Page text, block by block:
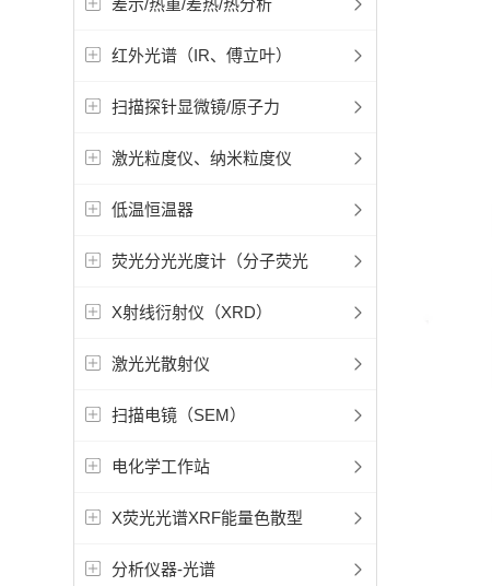
差示/热重/差热/热分析
红外光谱（IR、傅立叶）
扫描探针显微镜/原子力
激光粒度仪、纳米粒度仪
低温恒温器
荧光分光光度计（分子荧光
X射线衍射仪（XRD）
激光光散射仪
扫描电镜（SEM）
电化学工作站
X荧光光谱XRF能量色散型
分析仪器-光谱